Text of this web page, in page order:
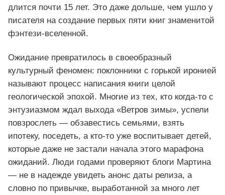
длится почти 15 лет. Это даже дольше, чем ушло у
писателя на создание первых пяти книг знаменитой
фэнтези‑вселенной.
Ожидание превратилось в своеобразный
культурный феномен: поклонники с горькой иронией
называют процесс написания книги целой
геологической эпохой. Многие из тех, кто когда‑то с
энтузиазмом ждал выхода «Ветров зимы», успели
повзрослеть — обзавестись семьями, взять
ипотеку, поседеть, а кто‑то уже воспитывает детей,
которые даже не застали начала этого марафона
ожиданий. Люди годами проверяют блоги Мартина
— не в надежде увидеть анонс даты релиза, а
словно по привычке, выработанной за много лет